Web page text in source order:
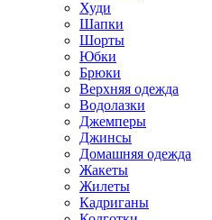
Худи
Шапки
Шорты
Юбки
Брюки
Верхняя одежда
Водолазки
Джемперы
Джинсы
Домашняя одежда
Жакеты
Жилеты
Кадриганы